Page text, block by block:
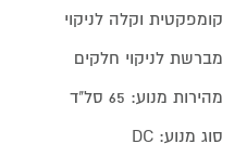
קומפקטית וקלה לניקוי
מברשת לניקוי חלקים
מהירות מנוע: 65 סל"ד
סוג מנוע: DC